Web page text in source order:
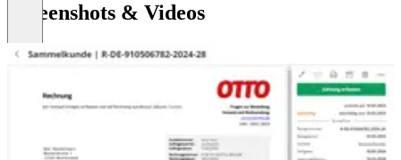
Screenshots & Videos